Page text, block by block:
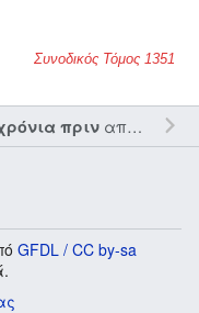
Συνοδικός Τόμος 1351
πριναπό τον την
GFDL / CC by-sa